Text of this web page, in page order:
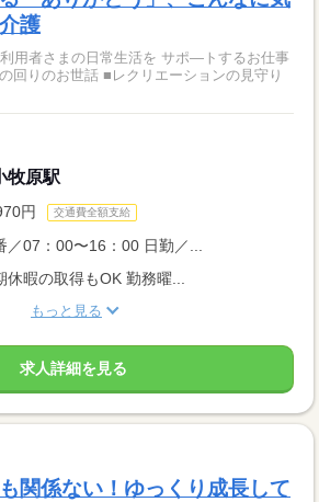
護
利用者さまの日常生活を サポ―トするお仕事
牧原駅
円 交通費全額支給
／07：00〜16：00 日勤／...
暇の取得もOK 勤務曜...
もっと見る
求人詳細を見る
関係ない！ゆっくり成長して